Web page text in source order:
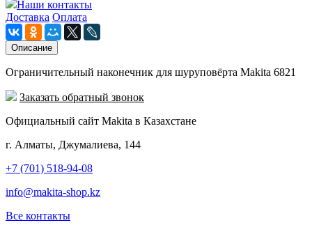
Наши контакты
Доставка Оплата
Описание
Ограничительный наконечник для шуруповёрта Makita 6821
Заказать обратный звонок
Официальный сайт Makita в Казахстане
г. Алматы, Джумалиева, 144
+7 (701) 518-94-08
info@makita-shop.kz
Все контакты